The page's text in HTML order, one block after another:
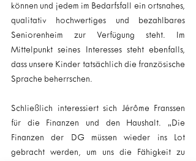
können und jedem im Bedarfsfall ein ortsnahes,
qualitativ hochwertiges und bezahlbares
Seniorenheim zur Verfügung steht. Im
Mittelpunkt seines Interesses steht ebenfalls,
dass unsere Kinder tatsächlich die französische
Sprache beherrschen.
Schließlich interessiert sich Jérôme Franssen
für die Finanzen und den Haushalt. „Die
Finanzen der DG müssen wieder ins Lot
gebracht werden, um uns die Fähigkeit zu